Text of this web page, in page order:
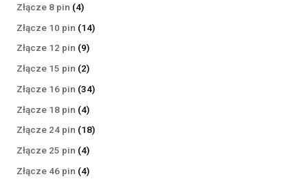
Złącze 8 pin 44
produkty
Złącze 10 pin 1414
Złącze 12 pin 99
produktów
Złącze 15 pin 22
produkty
Złącze 16 pin 3434
Złącze 18 pin 44
produkty
Złącze 24 pin 1818
Złącze 25 pin 44
produkty
Złącze 46 pin 44